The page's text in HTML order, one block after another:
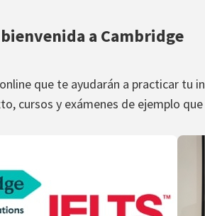
a Cambridge
que te ayudarán a practicar tu
cursos y exámenes de ejemplo